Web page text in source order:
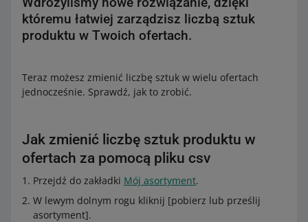
któremu łatwiej zarządzisz liczbą sztuk
produktu w Twoich ofertach.
Teraz możesz zmienić liczbę sztuk w wielu ofertach
jednocześnie. Sprawdź, jak to zrobić.
Jak zmienić liczbę sztuk produktu w
ofertach za pomocą pliku csv
Przejdź do zakładki Mój asortyment.
W lewym dolnym rogu kliknij [pobierz lub prześlij
asortyment].